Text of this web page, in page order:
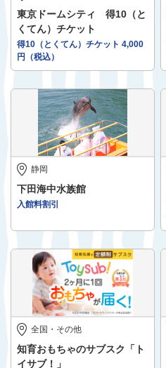
東京ドームシティ 得10（と
くてん）チケット
得10（とくてん）チケット 4,000
円（税込）
静岡
下田海中水族館
入館料割引
全国・その他
知育おもちゃのサブスク「ト
イサブ！」